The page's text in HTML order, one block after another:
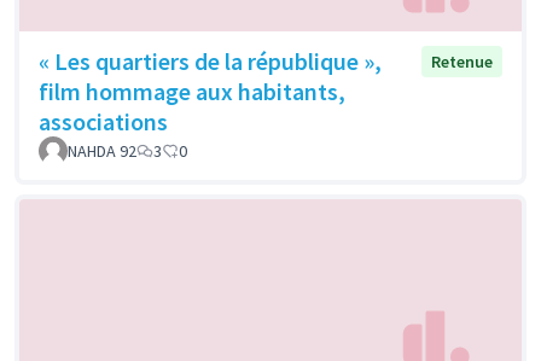
« Les quartiers de la république »,
film hommage aux habitants,
associations
Retenue
NAHDA 92 3 0